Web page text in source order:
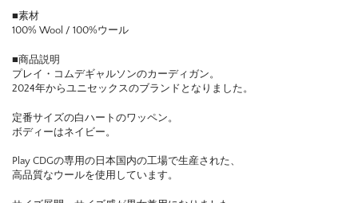
■素材
100% Wool / 100%ウール
■商品説明
プレイ・コムデギャルソンのカーディガン。
2024年からユニセックスのブランドとなりました。
定番サイズの白ハートのワッペン。
ボディーはネイビー。
Play CDGの専用の日本国内の工場で生産された、
高品質なウールを使用しています。